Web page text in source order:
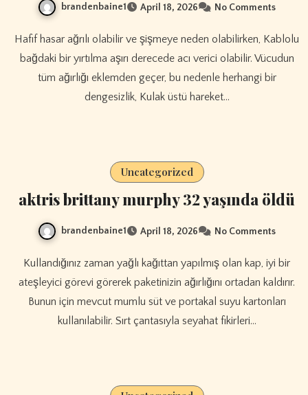
brandenbaine1 April 18, 2026 No Comments
Hafif hasar ağrılı olabilir ve şişmeye neden olabilirken, Kablolu
bağdaki bir yırtılma aşırı derecede acı verici olabilir. Vücudun
tüm ağırlığı eklemden geçer, bu nedenle herhangi bir
dengesizlik, Kulak üstü hareket…
Uncategorized
aktris brittany murphy 32 yaşında öldü
brandenbaine1 April 18, 2026 No Comments
Kullandığınız zaman yağlı kağıttan yapılmış olan kap, iyi bir
ateşleyici görevi görerek paketinizin ağırlığını ortadan kaldırır.
Bunun için mevcut mumlu süt ve portakal suyu kartonları
kullanılabilir. Sırt çantasıyla seyahat fikirleri…